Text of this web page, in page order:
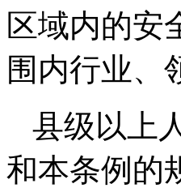
区域内的安
围内行业、
县级以上
和本条例的